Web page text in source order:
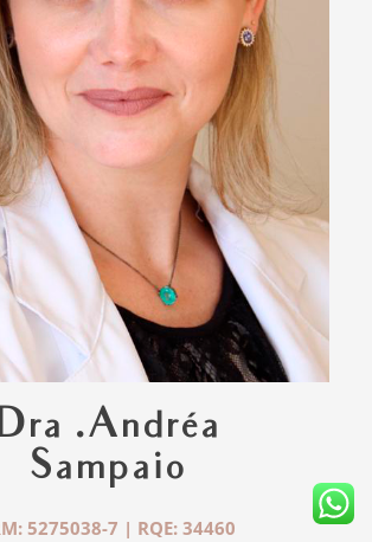
.Andréa
Sampaio
5275038-7 | RQE: 34460